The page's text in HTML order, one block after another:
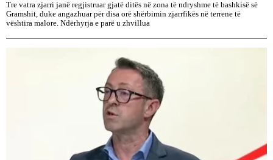
Tre vatra zjarri janë regjistruar gjatë ditës në zona të ndryshme të bashkisë së
Gramshit, duke angazhuar për disa orë shërbimin zjarrfikës në terrene të
vështira malore. Ndërhyrja e parë u zhvillua